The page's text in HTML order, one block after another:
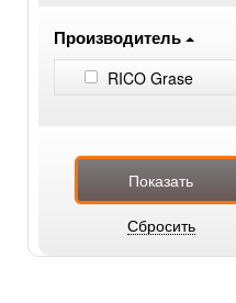
Производитель
RICO Grase